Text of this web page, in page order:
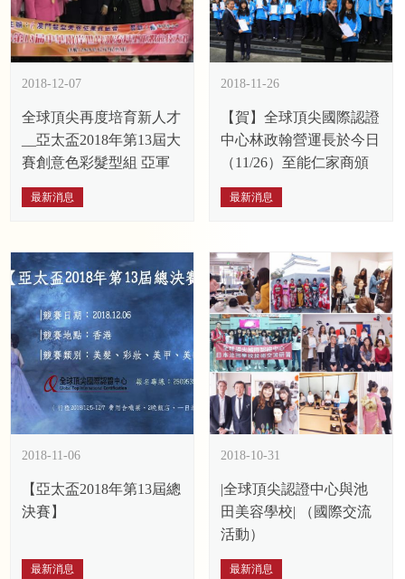
2018-12-07
全球頂尖再度培育新人才
__亞太盃2018年第13屆大
賽創意色彩髮型組 亞軍
最新消息
2018-11-26
【賀】全球頂尖國際認證
中心林政翰營運長於今日
（11/26）至能仁家商頒
發新娘秘書證照
最新消息
2018-11-06
【亞太盃2018年第13屆總
決賽】
最新消息
2018-10-31
|全球頂尖認證中心與池
田美容學校| （國際交流
活動）
最新消息